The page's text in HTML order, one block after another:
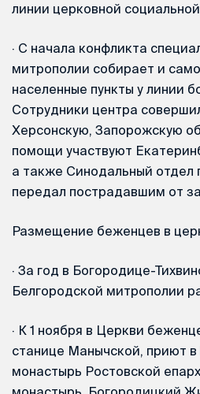
линии церковной
· С начала конфликта
митрополии собирает и
населенные пункты у линии
Сотрудники центра
Херсонскую, Запорожскую
помощи участвуют
а также Синодальный отдел
передал пострадавшим от
Размещение беженцев в
· За год в Богородице-
Белгородской митрополии
· К 1 ноября в Церкви
станице Манычской, приют
монастырь Ростовской